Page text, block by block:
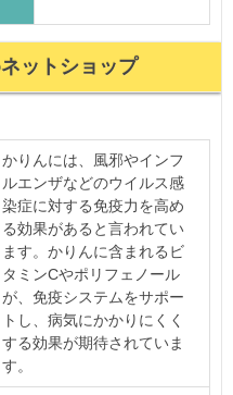
ットショップ
かりんには、風邪やインフ
ルエンザなどのウイルス感
染症に対する免疫力を高め
る効果があると言われてい
ます。かりんに含まれるビ
タミンCやポリフェノール
が、免疫システムをサポー
トし、病気にかかりにくく
する効果が期待されていま
す。